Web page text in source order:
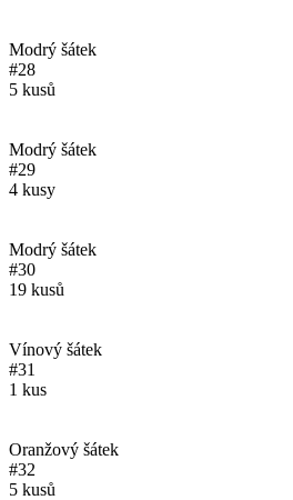
Modrý šátek
#28
5 kusů
Modrý šátek
#29
4 kusy
Modrý šátek
#30
19 kusů
Vínový šátek
#31
1 kus
Oranžový šátek
#32
5 kusů